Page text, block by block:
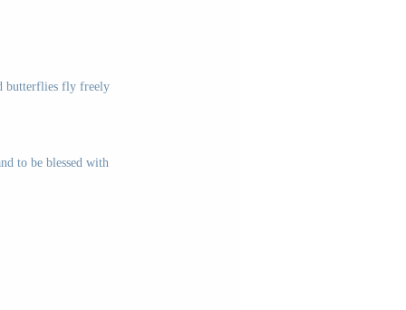
butterflies fly freely
to be blessed with